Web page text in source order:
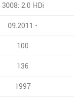
3008: 2.0 HDi
09.2011 -
100
136
1997